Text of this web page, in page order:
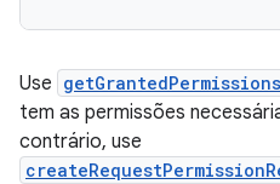
Use getGrantedPermissions
tem as permissões
contrário, use